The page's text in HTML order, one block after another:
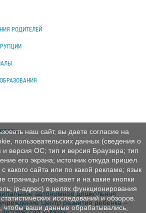
РОДИТЕЛЕЙ
автономное дошкольное
Центр развития ребенка –
детский сад «Лира»
наш сайт, вы даете согласие на
пользовательских данных (сведения о
и версия ОС; тип и версия Браузера; тип
его экрана; источник откуда пришел
какого сайта или по какой рекламе; язык
страницы открывает и на какие кнопки
ip-адрес) в целях функционирования
исследований и обзоров.
чтобы ваши данные обрабатывались,